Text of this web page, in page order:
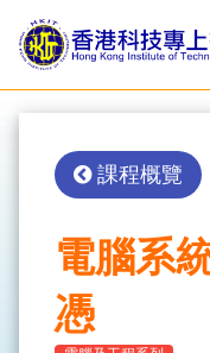
課程概覽
電腦系
憑